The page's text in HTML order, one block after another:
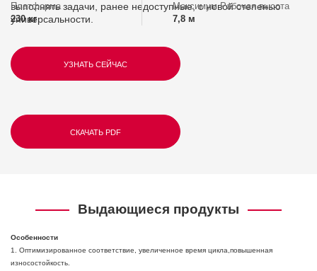
выполнять задачи, ранее недоступные, с новой степенью
универсальности.
Платформа
230 кг
Максимум Рабочая высота
7,8 м
УЗНАТЬ СЕЙЧАС
СКАЧАТЬ PDF
Выдающиеся продукты
Особенности
1. Оптимизированное соответствие, увеличенное время цикла,повышенная
износостойкость.